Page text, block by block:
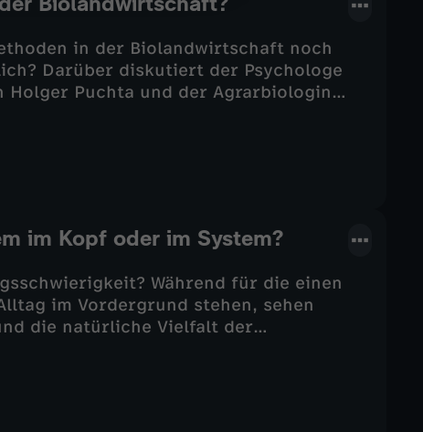
in der Biolandwirtschaft noch
Darüber diskutiert der Psychologe
Puchta und der Agrarbiologin
im Kopf oder im System?
Während für die einen
im Vordergrund stehen, sehen
die natürliche Vielfalt der